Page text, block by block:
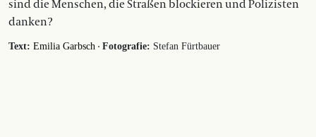
sind die Menschen, die Straßen blockieren und Polizisten
danken?
Text: Emilia Garbsch · Fotografie: Stefan Fürtbauer